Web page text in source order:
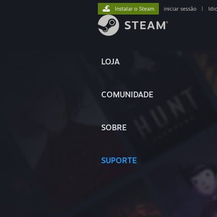
LOJA
COMUNIDADE
SOBRE
SUPORTE
Instalar o Steam iniciar sessão